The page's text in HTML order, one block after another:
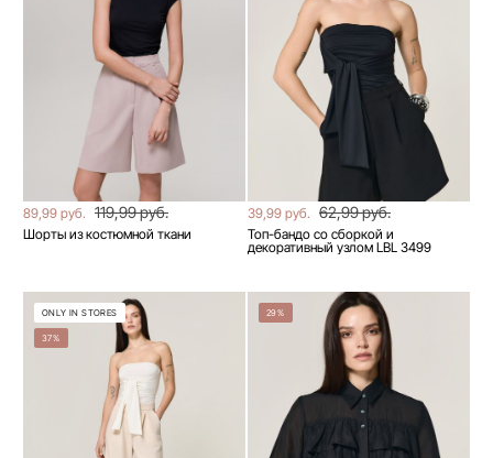
89,99 руб. 119,99 руб.
Шорты из костюмной ткани
39,99 руб. 62,99 руб.
Топ-бандо со сборкой и
декоративный узлом LBL 3499
ONLY IN STORES
37%
29%